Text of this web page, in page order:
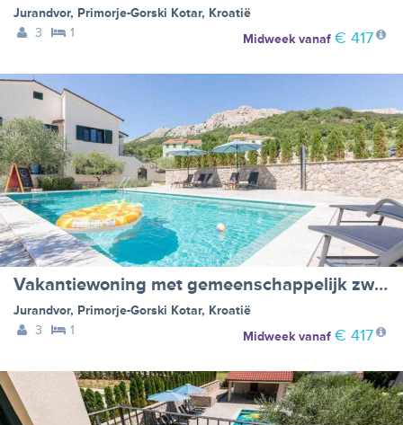
Jurandvor, Primorje-Gorski Kotar, Kroatië
3
1 Midweekvanaf € 417
Vakantiewoning met gemeenschappelijk zwembad - BF-KF3K4
Jurandvor, Primorje-Gorski Kotar, Kroatië
3
1 Midweekvanaf € 417